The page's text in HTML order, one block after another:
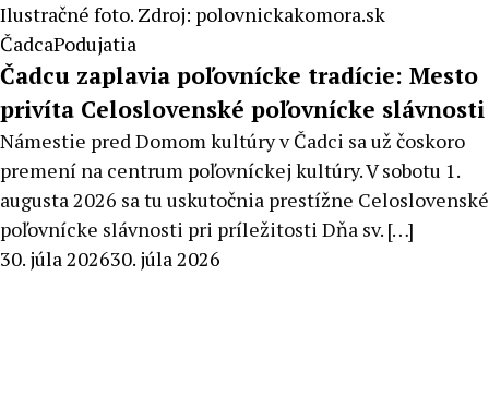
Ilustračné foto. Zdroj: polovnickakomora.sk
ČadcaPodujatia
Čadcu zaplavia poľovnícke tradície: Mesto
privíta Celoslovenské poľovnícke slávnosti
Námestie pred Domom kultúry v Čadci sa už čoskoro
premení na centrum poľovníckej kultúry. V sobotu 1.
augusta 2026 sa tu uskutočnia prestížne Celoslovenské
poľovnícke slávnosti pri príležitosti Dňa sv. […]
By
30. júla 202630. júla 2026